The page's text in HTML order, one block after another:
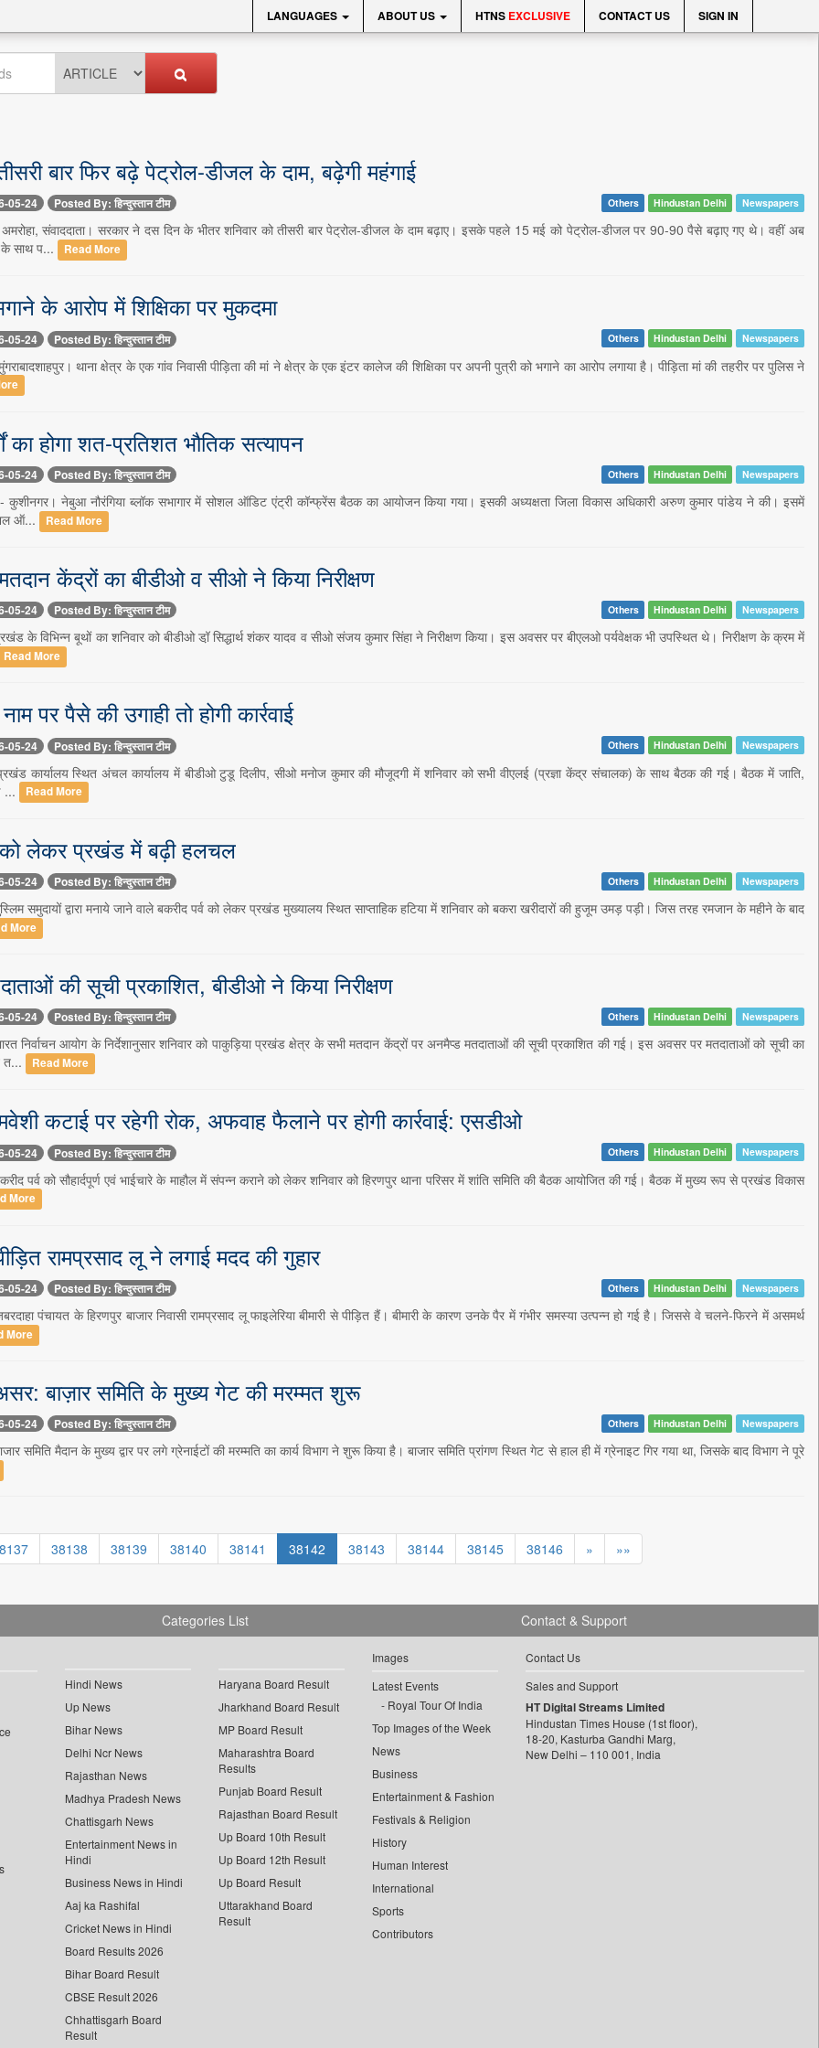
LANGUAGES ABOUT US HTNS EXCLUSIVE CONTACT US SIGN IN
बार फिर बढ़े पेट्रोल-डीजल के दाम, बढ़ेगी महंगाई
05-24 Posted By: हिन्दुस्तान टीम Others Hindustan Delhi Newspapers
संवाददाता। सरकार ने दस दिन के भीतर शनिवार को तीसरी बार पेट्रोल-डीजल के दाम बढ़ाए। इसके पहले 15 मई को पेट्रोल-डीजल पर 90-90 पैसे बढ़ाए गए थे। वहीं अब
के साथ प...
Read More
के आरोप में शिक्षिका पर मुकदमा
05-24 Posted By: हिन्दुस्तान टीम Others Hindustan Delhi Newspapers
थाना क्षेत्र के एक गांव निवासी पीड़िता की मां ने क्षेत्र के एक इंटर कालेज की शिक्षिका पर अपनी पुत्री को भगाने का आरोप लगाया है। पीड़िता मां की तहरीर पर पुलिस ने
का होगा शत-प्रतिशत भौतिक सत्यापन
05-24 Posted By: हिन्दुस्तान टीम Others Hindustan Delhi Newspapers
नेबुआ नौरंगिया ब्लॉक सभागार में सोशल ऑडिट एंट्री कॉन्फ्रेंस बैठक का आयोजन किया गया। इसकी अध्यक्षता जिला विकास अधिकारी अरुण कुमार पांडेय ने की। इसमें
ऑ...
Read More
केंद्रों का बीडीओ व सीओ ने किया निरीक्षण
05-24 Posted By: हिन्दुस्तान टीम Others Hindustan Delhi Newspapers
के विभिन्न बूथों का शनिवार को बीडीओ डॉ़ सिद्धार्थ शंकर यादव व सीओ संजय कुमार सिंहा ने निरीक्षण किया। इस अवसर पर बीएलओ पर्यवेक्षक भी उपस्थित थे। निरीक्षण के क्रम में
Read More
पर पैसे की उगाही तो होगी कार्रवाई
05-24 Posted By: हिन्दुस्तान टीम Others Hindustan Delhi Newspapers
कार्यालय स्थित अंचल कार्यालय में बीडीओ टुडू दिलीप, सीओ मनोज कुमार की मौजूदगी में शनिवार को सभी वीएलई (प्रज्ञा केंद्र संचालक) के साथ बैठक की गई। बैठक में जाति,
...
Read More
को लेकर प्रखंड में बढ़ी हलचल
05-24 Posted By: हिन्दुस्तान टीम Others Hindustan Delhi Newspapers
समुदायों द्वारा मनाये जाने वाले बकरीद पर्व को लेकर प्रखंड मुख्यालय स्थित साप्ताहिक हटिया में शनिवार को बकरा खरीदारों की हुजूम उमड़ पड़ी। जिस तरह रमजान के महीने के बाद
More
की सूची प्रकाशित, बीडीओ ने किया निरीक्षण
05-24 Posted By: हिन्दुस्तान टीम Others Hindustan Delhi Newspapers
निर्वाचन आयोग के निर्देशानुसार शनिवार को पाकुड़िया प्रखंड क्षेत्र के सभी मतदान केंद्रों पर अनमैप्ड मतदाताओं की सूची प्रकाशित की गई। इस अवसर पर मतदाताओं को सूची का
Read More
कटाई पर रहेगी रोक, अफवाह फैलाने पर होगी कार्रवाई: एसडीओ
05-24 Posted By: हिन्दुस्तान टीम Others Hindustan Delhi Newspapers
पर्व को सौहार्दपूर्ण एवं भाईचारे के माहौल में संपन्न कराने को लेकर शनिवार को हिरणपुर थाना परिसर में शांति समिति की बैठक आयोजित की गई। बैठक में मुख्य रूप से प्रखंड विकास
More
रामप्रसाद लू ने लगाई मदद की गुहार
05-24 Posted By: हिन्दुस्तान टीम Others Hindustan Delhi Newspapers
पंचायत के हिरणपुर बाजार निवासी रामप्रसाद लू फाइलेरिया बीमारी से पीड़ित हैं। बीमारी के कारण उनके पैर में गंभीर समस्या उत्पन्न हो गई है। जिससे वे चलने-फिरने में असमर्थ
More
बाज़ार समिति के मुख्य गेट की मरम्मत शुरू
05-24 Posted By: हिन्दुस्तान टीम Others Hindustan Delhi Newspapers
समिति मैदान के मुख्य द्वार पर लगे ग्रेनाईटों की मरम्मति का कार्य विभाग ने शुरू किया है। बाजार समिति प्रांगण स्थित गेट से हाल ही में ग्रेनाइट गिर गया था, जिसके बाद विभाग ने पूरे
38138 38139 38140 38141 38142 38143 38144 38145 38146 » »»
Categories List
Hindi News
Up News
Bihar News
Delhi Ncr News
Rajasthan News
Madhya Pradesh News
Chattisgarh News
Entertainment News in
Hindi
Business News in Hindi
Aaj ka Rashifal
Cricket News in Hindi
Board Results 2026
Bihar Board Result
CBSE Result 2026
Chhattisgarh Board
Result
Haryana Board Result
Jharkhand Board Result
MP Board Result
Maharashtra Board
Results
Punjab Board Result
Rajasthan Board Result
Up Board 10th Result
Up Board 12th Result
Up Board Result
Uttarakhand Board
Result
Images
Latest Events
Royal Tour Of India
Top Images of the Week
News
Business
Entertainment & Fashion
Festivals & Religion
History
Human Interest
International
Sports
Contributors
Contact & Support
Contact Us
Sales and Support
HT Digital Streams Limited
Hindustan Times House (1st floor),
18-20, Kasturba Gandhi Marg,
New Delhi – 110 001, India